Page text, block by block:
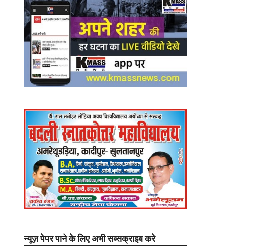
न्यूज़ पेपर पाने के लिए अभी सब्सक्राइब करे